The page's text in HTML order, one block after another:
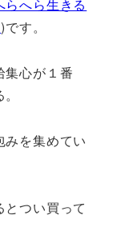
らへら生きる
)です。
集心が１番
を集めてい
つい買って